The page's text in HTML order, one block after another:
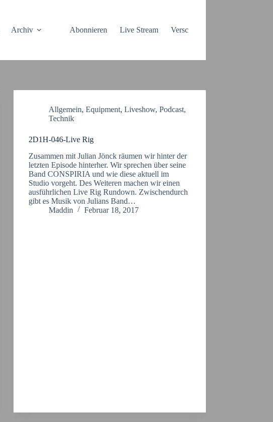
Archiv Abonnieren Live Stream Verschiedenes
Allgemein,Equipment,Liveshow,Podcast,
Technik
2D1H-046-Live Rig
Zusammen mit Julian Jönck räumen wir hinter der
letzten Episode hinterher. Wir sprechen über seine
Band CONSPIRIA und wie diese aktuell im
Studio vorgeht. Des Weiteren machen wir einen
ausführlichen Live Rig Rundown. Zwischendurch
gibt es Musik von Julians Band…
Maddin
Februar 18, 2017